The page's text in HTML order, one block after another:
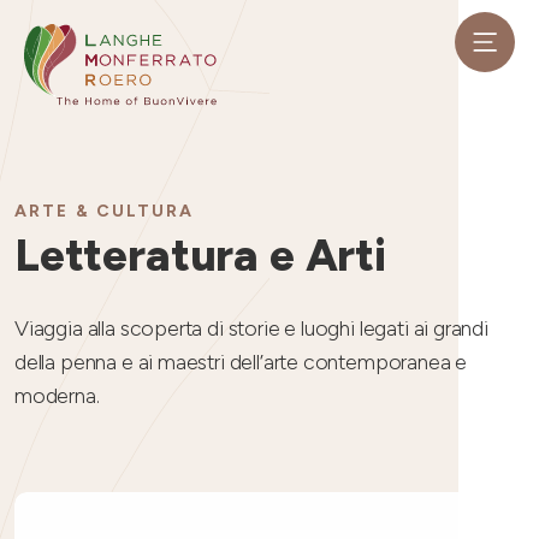
ARTE & CULTURA
Letteratura e Arti
Viaggia alla scoperta di storie e luoghi legati ai grandi
della penna e ai maestri dell’arte contemporanea e
moderna.